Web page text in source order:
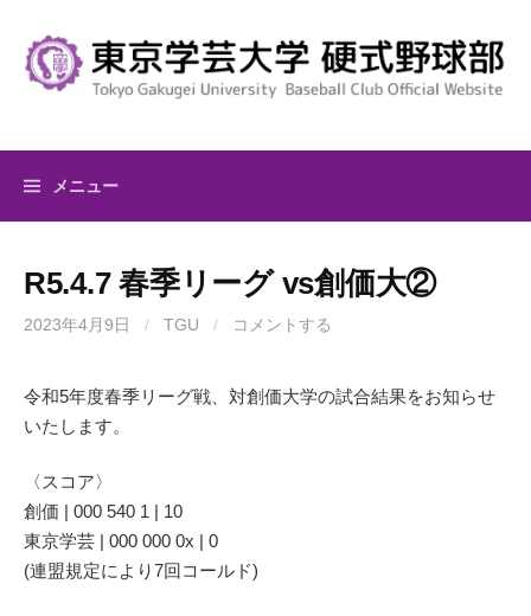
キ
メニュー
R5.4.7 春季リーグ vs創価大②
2023年4月9日 / TGU / コメントする
令和5年度春季リーグ戦、対創価大学の試合結果をお知らせ
いたします。
〈スコア〉
創価 | 000 540 1 | 10
東京学芸 | 000 000 0x | 0
(連盟規定により7回コールド)